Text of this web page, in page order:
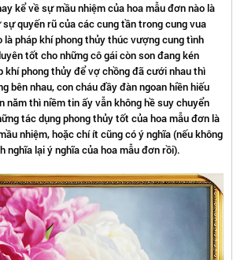
kể về sự mầu nhiệm của hoa mẫu đơn nào là
quyến rũ của các cung tần trong cung vua
là pháp khí phong thủy thúc vượng cung tình
tốt cho những cô gái còn son đang kén
khí phong thủy để vợ chồng đã cưới nhau thì
bên nhau, con cháu đầy đàn ngoan hiền hiếu
năm thì niềm tin ấy vẫn không hề suy chuyển
tác dụng phong thủy tốt của hoa mẫu đơn là
nhiệm, hoặc chí ít cũng có ý nghĩa (nếu không
nghĩa lại ý nghĩa của hoa mẫu đơn rồi).